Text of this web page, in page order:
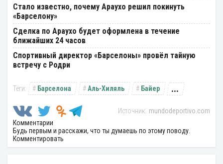
Стало известно, почему Араухо решил покинуть
«Барселону»
Сделка по Араухо будет оформлена в течение
ближайших 24 часов
Спортивный директор «Барселоны» провёл тайную
встречу с Родри
Барселона Аль-Хиляль Байер ...
mundodeportivo.com
Комментарии
Будь первым и расскажи, что ты думаешь по этому поводу.
Комментировать